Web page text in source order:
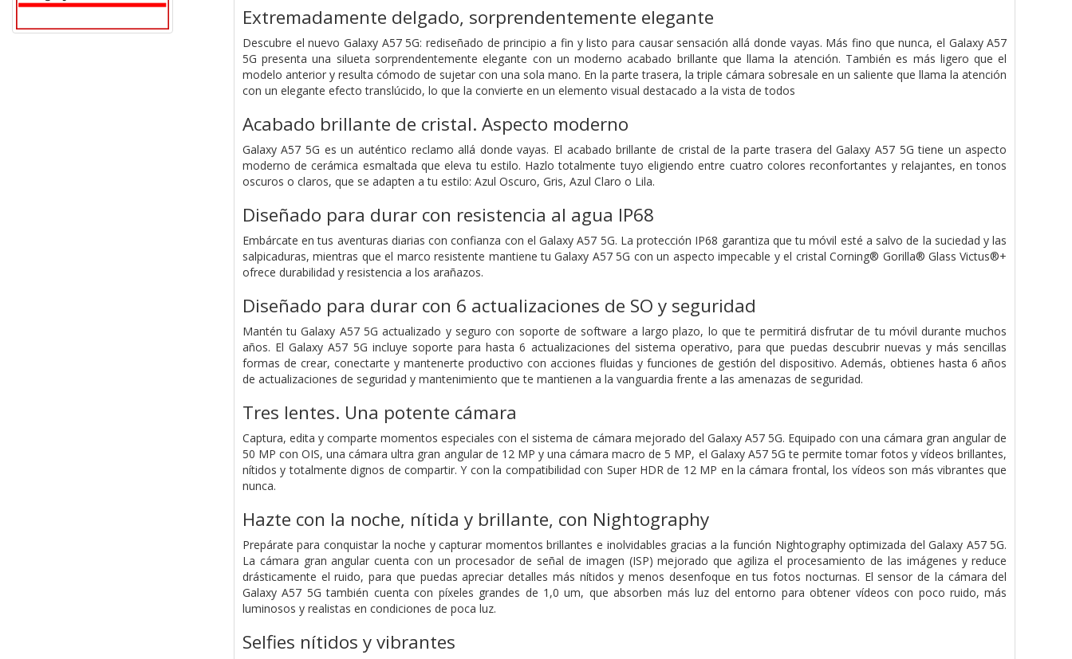
Extremadamente delgado, sorprendentemente elegante
Descubre el nuevo Galaxy A57 5G: rediseñado de principio a fin y listo para causar sensación allá donde vayas. Más fino que nunca, el Galaxy A57
5G presenta una silueta sorprendentemente elegante con un moderno acabado brillante que llama la atención. También es más ligero que el
modelo anterior y resulta cómodo de sujetar con una sola mano. En la parte trasera, la triple cámara sobresale en un saliente que llama la atención
con un elegante efecto translúcido, lo que la convierte en un elemento visual destacado a la vista de todos
Acabado brillante de cristal. Aspecto moderno
Galaxy A57 5G es un auténtico reclamo allá donde vayas. El acabado brillante de cristal de la parte trasera del Galaxy A57 5G tiene un aspecto
moderno de cerámica esmaltada que eleva tu estilo. Hazlo totalmente tuyo eligiendo entre cuatro colores reconfortantes y relajantes, en tonos
oscuros o claros, que se adapten a tu estilo: Azul Oscuro, Gris, Azul Claro o Lila.
Diseñado para durar con resistencia al agua IP68
Embárcate en tus aventuras diarias con confianza con el Galaxy A57 5G. La protección IP68 garantiza que tu móvil esté a salvo de la suciedad y las
salpicaduras, mientras que el marco resistente mantiene tu Galaxy A57 5G con un aspecto impecable y el cristal Corning® Gorilla® Glass Victus®+
ofrece durabilidad y resistencia a los arañazos.
Diseñado para durar con 6 actualizaciones de SO y seguridad
Mantén tu Galaxy A57 5G actualizado y seguro con soporte de software a largo plazo, lo que te permitirá disfrutar de tu móvil durante muchos
años. El Galaxy A57 5G incluye soporte para hasta 6 actualizaciones del sistema operativo, para que puedas descubrir nuevas y más sencillas
formas de crear, conectarte y mantenerte productivo con acciones fluidas y funciones de gestión del dispositivo. Además, obtienes hasta 6 años
de actualizaciones de seguridad y mantenimiento que te mantienen a la vanguardia frente a las amenazas de seguridad.
Tres lentes. Una potente cámara
Captura, edita y comparte momentos especiales con el sistema de cámara mejorado del Galaxy A57 5G. Equipado con una cámara gran angular de
50 MP con OIS, una cámara ultra gran angular de 12 MP y una cámara macro de 5 MP, el Galaxy A57 5G te permite tomar fotos y vídeos brillantes,
nítidos y totalmente dignos de compartir. Y con la compatibilidad con Super HDR de 12 MP en la cámara frontal, los vídeos son más vibrantes que
nunca.
Hazte con la noche, nítida y brillante, con Nightography
Prepárate para conquistar la noche y capturar momentos brillantes e inolvidables gracias a la función Nightography optimizada del Galaxy A57 5G.
La cámara gran angular cuenta con un procesador de señal de imagen (ISP) mejorado que agiliza el procesamiento de las imágenes y reduce
drásticamente el ruido, para que puedas apreciar detalles más nítidos y menos desenfoque en tus fotos nocturnas. El sensor de la cámara del
Galaxy A57 5G también cuenta con píxeles grandes de 1,0 um, que absorben más luz del entorno para obtener vídeos con poco ruido, más
luminosos y realistas en condiciones de poca luz.
Selfies nítidos y vibrantes